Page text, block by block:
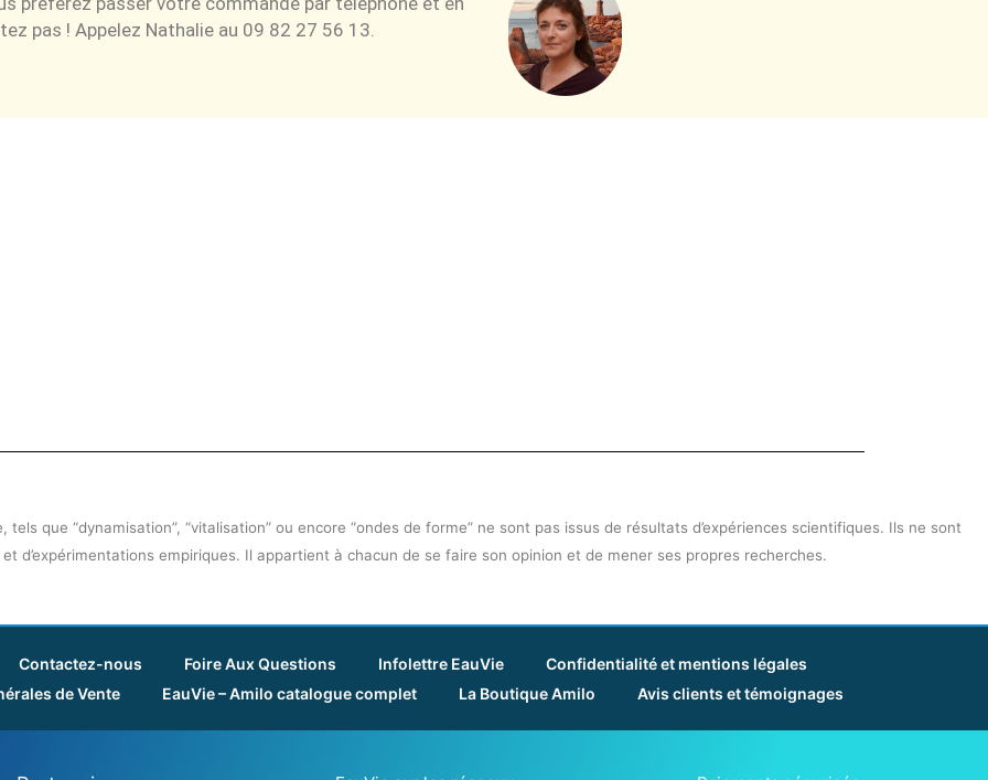
pas ! Appelez Nathalie au 09 82 27 56 13.
que “dynamisation”, “vitalisation” ou encore “ondes de forme” ne sont pas issus de résultats d’expériences scientifiques. Ils ne sont
d’expérimentations empiriques. Il appartient à chacun de se faire son opinion et de mener ses propres recherches.
Contactez-nous Foire Aux Questions Infolettre EauVie
Confidentialité et mentions légales
de Vente
EauVie – Amilo catalogue complet La Boutique Amilo Avis clients et témoignages